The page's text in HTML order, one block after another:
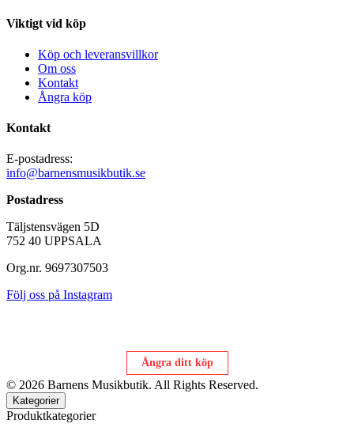
Viktigt vid köp
Köp och leveransvillkor
Om oss
Kontakt
Ångra köp
Kontakt
E-postadress:
info@barnensmusikbutik.se
Postadress
Täljstensvägen 5D
752 40 UPPSALA
Org.nr. 9697307503
Följ oss på Instagram
Ångra ditt köp
© 2026 Barnens Musikbutik. All Rights Reserved.
Kategorier
Produktkategorier